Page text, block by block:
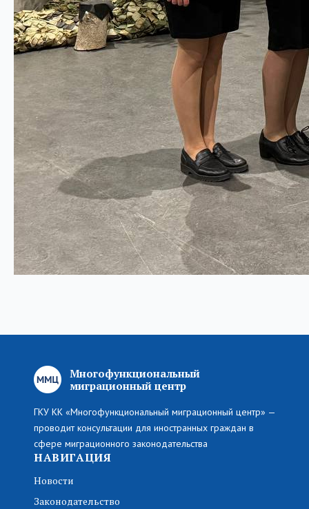
Многофункциональный
миграционный центр
ГКУ КК «Многофункциональный миграционный центр» —
проводит консультации для иностранных граждан в
сфере миграционного законодательства
НАВИГАЦИЯ
Новости
Законодательство